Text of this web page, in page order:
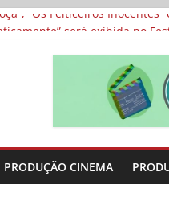
“Os Feiticeiros
protagonizam adaptação
e divide prêmio principal
metragens sobre
PRODUÇÃO CINEMA